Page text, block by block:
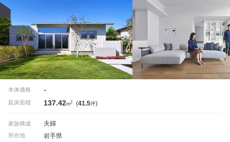
本体価格 -
延床面積 137.42m2 (41.5坪)
家族構成 夫婦
所在地 岩手県